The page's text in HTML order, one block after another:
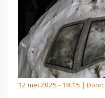
12 mei 2025 - 18:15 | Door: